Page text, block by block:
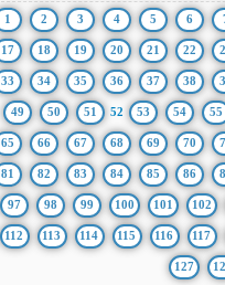
1 2 3 4 5 6
17 18 19 20 21 22
33 34 35 36 37 38
49 50 51 52 53 54 55
65 66 67 68 69 70
81 82 83 84 85 86
97 98 99 100 101 102
112 113 114 115 116 117
127